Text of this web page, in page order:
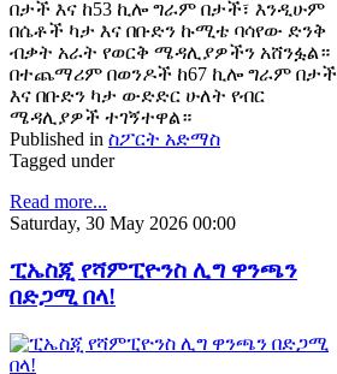
በታች እና ከ53 ኪሎ ግራም በታች፣ እንዲሁም
በሴቶች ካታ እና በቡድን ኩሚቴ ባሳየው ድንቅ
ብቃት አራት የወርቅ ሜዳሊያዎችን አሸንፏል።
በተጨማሪም በወንዶች ከ67 ኪሎ ግራም በታች
እና በቡድን ካታ ውድድር ሁለት የብር
ሜዳሊያዎች ተገኝተዋል።
Published in ስፖርት አድማስ
Tagged under
Read more...
Saturday, 30 May 2026 00:00
ፒኤስጂ የሻምፒዮንስ ሊግ ዋንጫን
በድጋሚ በላ!